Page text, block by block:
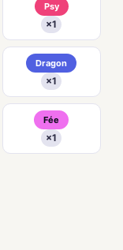
Psy
×1
Dragon
×1
Fée
×1